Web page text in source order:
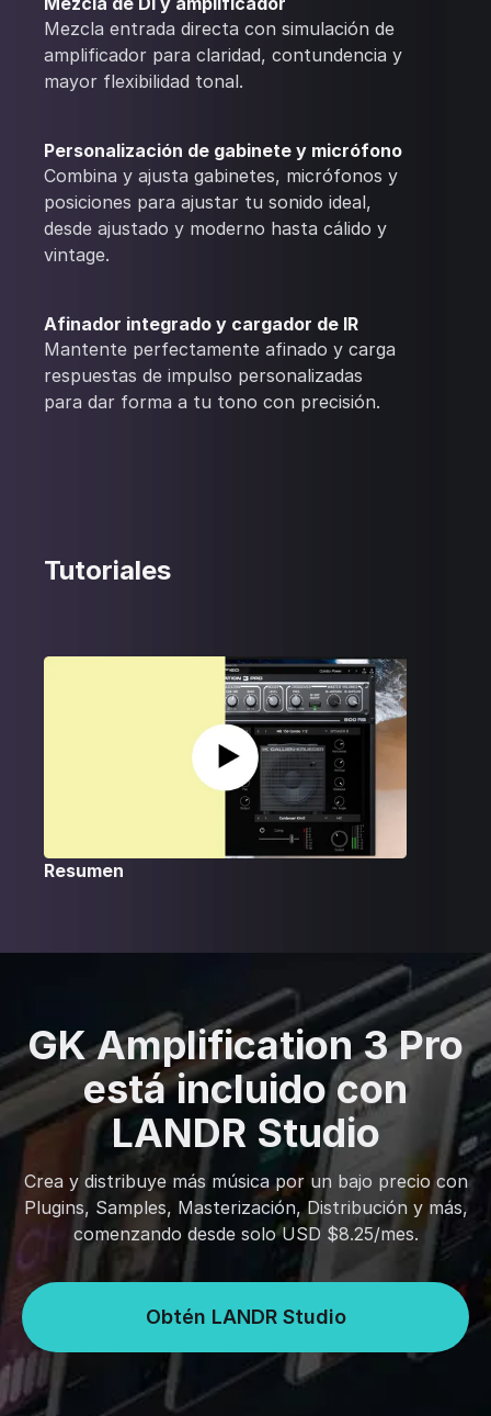
Mezcla entrada directa con simulación de
amplificador para claridad, contundencia y
mayor flexibilidad tonal.
Personalización de gabinete y micrófono
Combina y ajusta gabinetes, micrófonos y
posiciones para ajustar tu sonido ideal,
desde ajustado y moderno hasta cálido y
vintage.
Afinador integrado y cargador de IR
Mantente perfectamente afinado y carga
respuestas de impulso personalizadas
para dar forma a tu tono con precisión.
Tutoriales
Resumen
GK Amplification 3 Pro
está incluido con
LANDR Studio
Crea y distribuye más música por un bajo precio con
Plugins, Samples, Masterización, Distribución y más,
comenzando desde solo USD $8.25/mes.
Obtén LANDR Studio